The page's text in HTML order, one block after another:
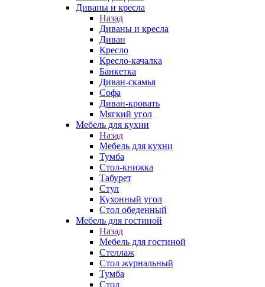
Диваны и кресла
Назад
Диваны и кресла
Диван
Кресло
Кресло-качалка
Банкетка
Диван-скамья
Софа
Диван-кровать
Мягкий угол
Мебель для кухни
Назад
Мебель для кухни
Тумба
Стол-книжка
Табурет
Стул
Кухонный угол
Стол обеденный
Мебель для гостиной
Назад
Мебель для гостиной
Стеллаж
Стол журнальный
Тумба
Стол